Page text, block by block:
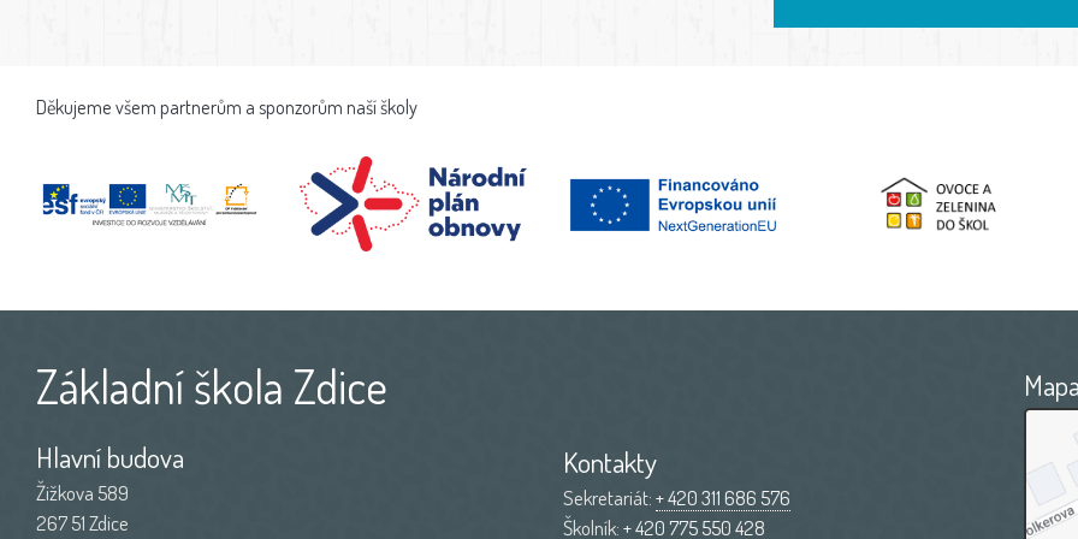
Děkujeme všem partnerům a sponzorům naší školy
Základní škola Zdice
Hlavní budova
Žižkova 589
267 51 Zdice
Kontakty
Sekretariát:+ 420 311 686 576
Školník:+ 420 775 550 428